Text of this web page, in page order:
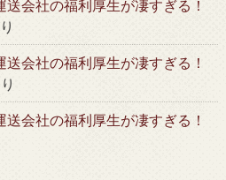
会社の福利厚生が凄すぎる！
会社の福利厚生が凄すぎる！
会社の福利厚生が凄すぎる！